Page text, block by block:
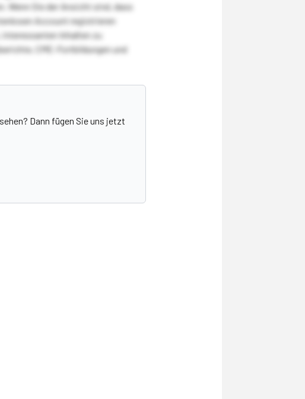
Wenn Sie der Ansicht sind, dass
Account registrieren
Inhalten zu
CME-Fortbildungen und
Dann fügen Sie uns jetzt